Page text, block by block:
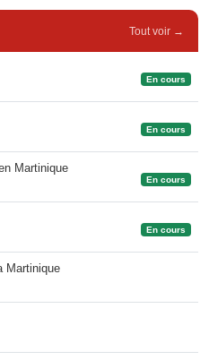
Tout voir →
En cours
En cours
Martinique
En cours
En cours
Martinique